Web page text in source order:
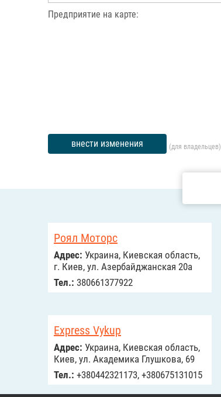
Предприятие на карте:
внести изменения (для владельцев)
Роял Моторс
Адрес: Украина, Киевская область,
г. Киев, ул. Азербайджанская 20а
Тел.: 380661377922
Express Vykup
Адрес: Украина, Киевская область,
Киев, ул. Академика Глушкова, 69
Тел.: +380442321173, +380675131015